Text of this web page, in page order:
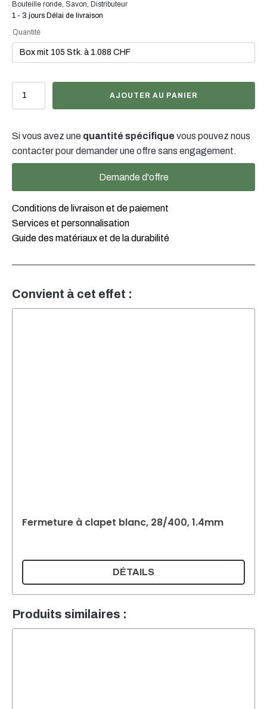
Bouteille ronde, Savon, Distributeur
1 - 3 jours Délai de livraison
Quantité
quantité
natur,
28/400
AJOUTER AU PANIER
Si vous avez une quantité spécifique vous pouvez nous
contacter pour demander une offre sans engagement.
Demande d'offre
Conditions de livraison et de paiement
Services et personnalisation
Guide des matériaux et de la durabilité
Convient à cet effet :
Fermeture à clapet blanc, 28/400, 1.4mm
DÉTAILS
Produits similaires :